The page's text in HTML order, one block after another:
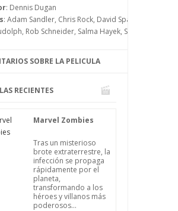
les van a pedir que maduren de
vez, algo que creemos que es
imposible.
: Dennis Dugan
: Adam Sandler, Chris Rock, David Spade, Jamie
Rob Schneider, Salma Hayek, Steve Buscemi
SOBRE LA PELICULA
RECIENTES
Marvel Zombies
Tras un misterioso
brote extraterrestre, la
infección se propaga
rápidamente por el
planeta,
transformando a los
héroes y villanos más
poderosos...